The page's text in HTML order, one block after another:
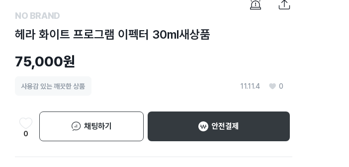
NO BRAND
헤라 화이트 프로그램 이펙터 30ml새상품
75,000원
11.11.4 0
사용감 있는 깨끗한 상품
0
채팅하기 안전결제